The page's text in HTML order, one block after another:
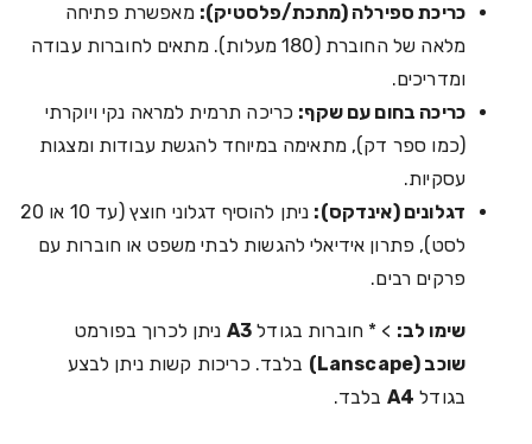
כריכת ספירלה (מתכת/פלסטיק): מאפשרת פתיחה
מלאה של החוברת (180 מעלות). מתאים לחוברות עבודה
ומדריכים.
כריכה בחום עם שקף: כריכה תרמית למראה נקי ויוקרתי
(כמו ספר דק), מתאימה במיוחד להגשת עבודות ומצגות
עסקיות.
דגלונים (אינדקס):
ניתן להוסיף דגלוני חוצץ (עד 10 או 20
לסט), פתרון אידיאלי להגשות לבתי משפט או חוברות עם
פרקים רבים.
שימו לב: > * חוברות בגודל A3 ניתן לכרוך בפורמט
שוכב (Lanscape)
בלבד. כריכות קשות ניתן לבצע
בגודל A4 בלבד.